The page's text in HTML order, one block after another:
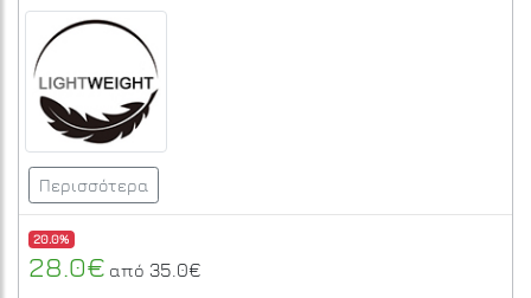
Περισσότερα
20.0%
28.0€ από 35.0€